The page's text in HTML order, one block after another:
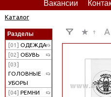
Вакансии
Каталог
Разделы
[01] ОДЕЖДА
[02] ОБУВЬ
[03]
ГОЛОВНЫЕ
УБОРЫ
[04] РЕМНИ